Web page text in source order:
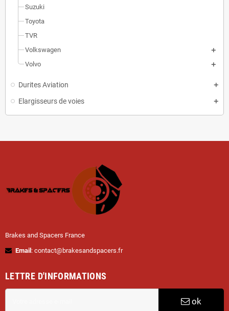
Suzuki
Toyota
TVR
Volkswagen
Volvo
Durites Aviation
Elargisseurs de voies
Brakes and Spacers France
Email : contact@brakesandspacers.fr
LETTRE D'INFORMATIONS
ok